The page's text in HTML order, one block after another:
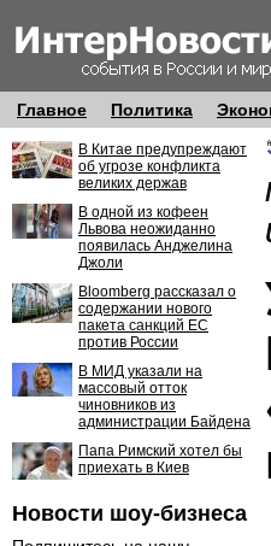
Главное Политика
В Китае предупреждают
об угрозе конфликта
великих держав
В одной из кофеен
Львова неожиданно
появилась Анджелина
Джоли
Bloomberg рассказал о
содержании нового
пакета санкций ЕС
против России
В МИД указали на
массовый отток
чиновников из
администрации Байдена
Папа Римский хотел бы
приехать в Киев
Новости шоу-бизнеса